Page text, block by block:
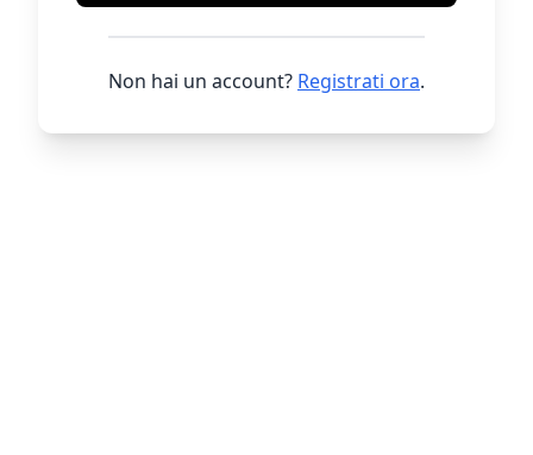
Non hai un account? Registrati ora.